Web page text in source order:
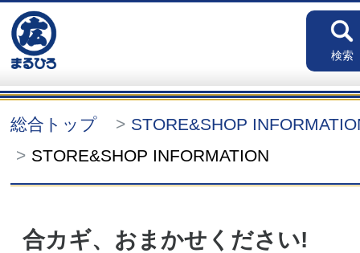
検索
総合トップ
STORE&SHOP
STORE&SHOP INFORMATION
合カギ、おまかせください!